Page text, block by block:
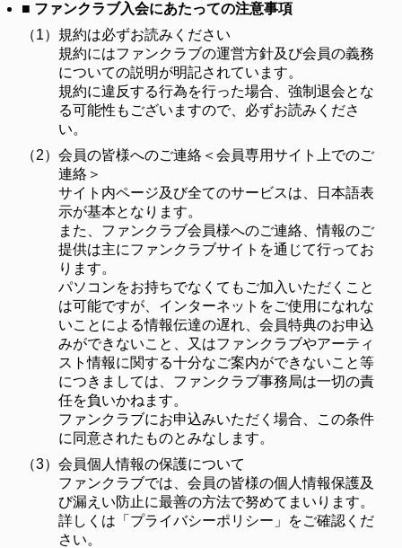
■ ファンクラブ入会にあたっての注意事項
（1） 規約は必ずお読みください
規約にはファンクラブの運営方針及び会員の義務
についての説明が明記されています。
規約に違反する行為を行った場合、強制退会とな
る可能性もございますので、必ずお読みくださ
い。
（2） 会員の皆様へのご連絡＜会員専用サイト上でのご
連絡＞
サイト内ページ及び全てのサービスは、日本語表
示が基本となります。
また、ファンクラブ会員様へのご連絡、情報のご
提供は主にファンクラブサイトを通じて行ってお
ります。
パソコンをお持ちでなくてもご加入いただくこと
は可能ですが、インターネットをご使用になれな
いことによる情報伝達の遅れ、会員特典のお申込
みができないこと、又はファンクラブやアーティ
スト情報に関する十分なご案内ができないこと等
につきましては、ファンクラブ事務局は一切の責
任を負いかねます。
ファンクラブにお申込みいただく場合、この条件
に同意されたものとみなします。
（3） 会員個人情報の保護について
ファンクラブでは、会員の皆様の個人情報保護及
び漏えい防止に最善の方法で努めてまいります。
詳しくは「プライバシーポリシー」をご確認くだ
さい。